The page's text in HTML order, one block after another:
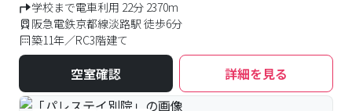
学校まで電車利用 22分 2370m
阪急電鉄京都線淡路駅 徒歩6分
築11年／RC3階建て
空室確認 詳細を見る